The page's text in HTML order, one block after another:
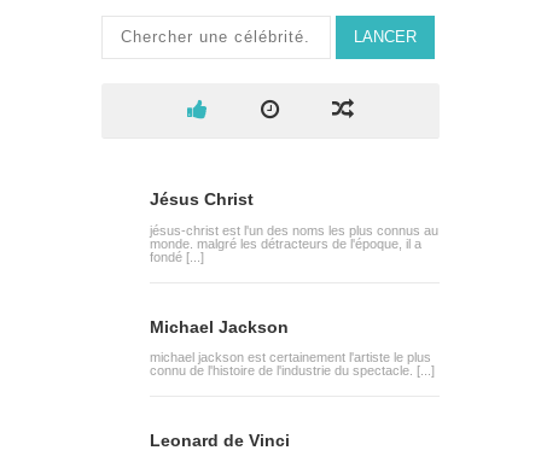
LANCER
Jésus Christ
jésus-christ est l'un des noms les plus connus au
monde. malgré les détracteurs de l'époque, il a
fondé [...]
Michael Jackson
michael jackson est certainement l'artiste le plus
connu de l'histoire de l'industrie du spectacle. [...]
Leonard de Vinci